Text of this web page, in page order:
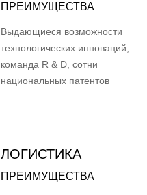
ПРЕИМУЩЕСТВА
Выдающиеся возможности
технологических инноваций,
команда R & D, сотни
национальных патентов
ЛОГИСТИКА
ПРЕИМУЩЕСТВА